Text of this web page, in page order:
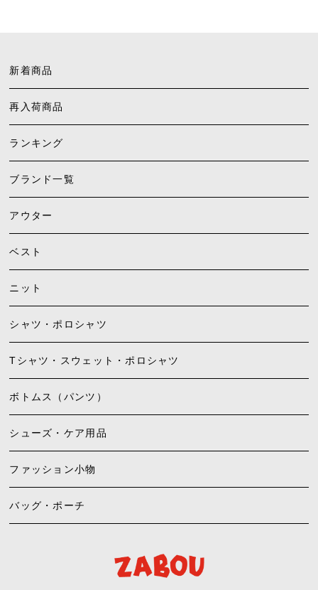
新着商品
再入荷商品
ランキング
ブランド一覧
アウター
ベスト
ニット
シャツ・ポロシャツ
Tシャツ・スウェット・ポロシャツ
ボトムス（パンツ）
シューズ・ケア用品
ファッション小物
バッグ・ポーチ